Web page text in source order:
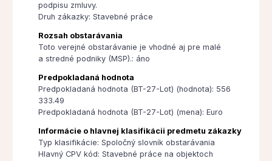
podpisu zmluvy.
Druh zákazky: Stavebné práce
Rozsah obstarávania
Toto verejné obstarávanie je vhodné aj pre malé
a stredné podniky (MSP).: áno
Predpokladaná hodnota
Predpokladaná hodnota (BT-27-Lot) (hodnota): 556
333.49
Predpokladaná hodnota (BT-27-Lot) (mena): Euro
Informácie o hlavnej klasifikácii predmetu zákazky
Typ klasifikácie: Spoločný slovník obstarávania
Hlavný CPV kód: Stavebné práce na objektoch